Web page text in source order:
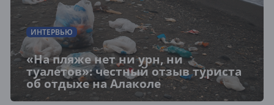
ИНТЕРВЬЮ
«На пляже нет ни урн, ни
туалетов»: честный отзыв туриста
об отдыхе на Алаколе